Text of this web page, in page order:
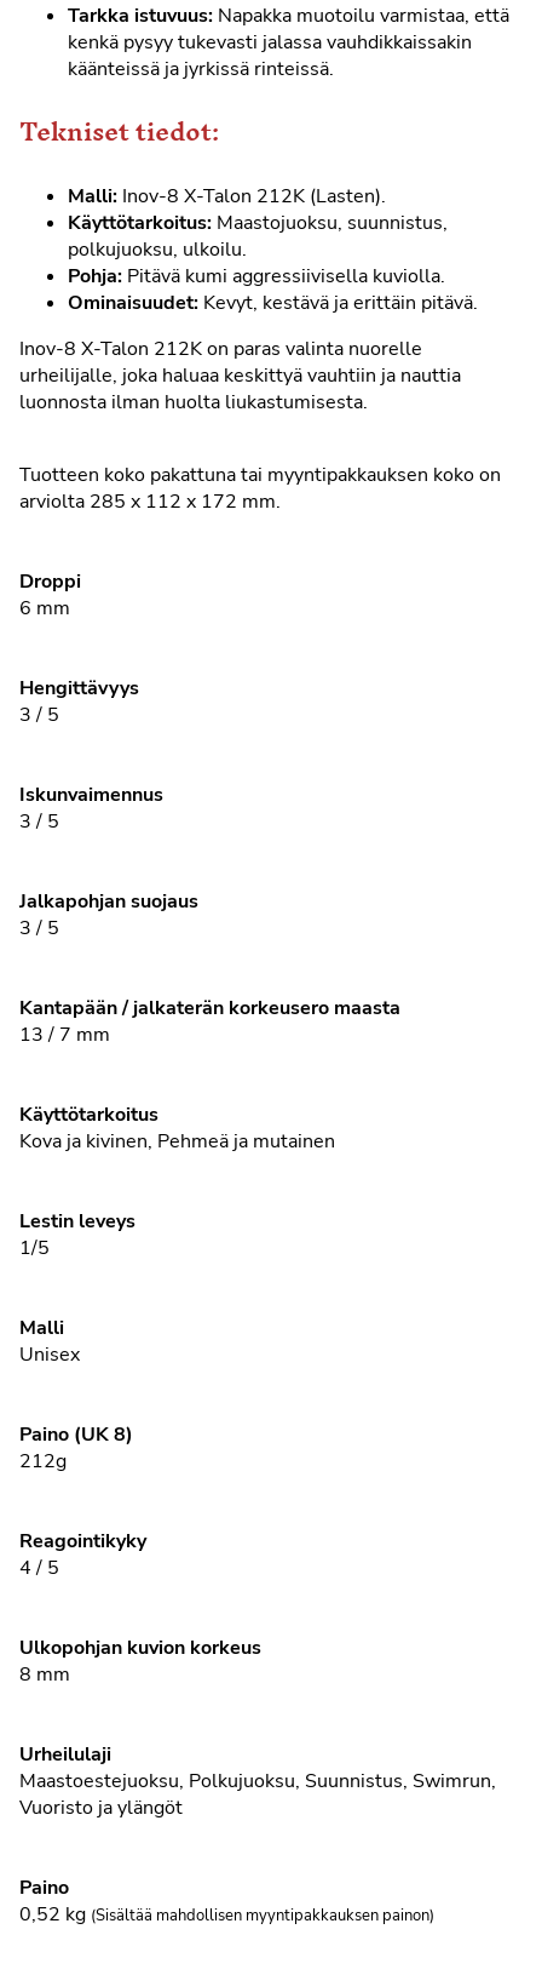
Tarkka istuvuus: Napakka muotoilu varmistaa, että
kenkä pysyy tukevasti jalassa vauhdikkaissakin
käänteissä ja jyrkissä rinteissä.
Tekniset tiedot:
Malli: Inov-8 X-Talon 212K (Lasten).
Käyttötarkoitus: Maastojuoksu, suunnistus,
polkujuoksu, ulkoilu.
Pohja: Pitävä kumi aggressiivisella kuviolla.
Ominaisuudet: Kevyt, kestävä ja erittäin pitävä.
Inov-8 X-Talon 212K on paras valinta nuorelle
urheilijalle, joka haluaa keskittyä vauhtiin ja nauttia
luonnosta ilman huolta liukastumisesta.
Tuotteen koko pakattuna tai myyntipakkauksen koko on
arviolta 285 x 112 x 172 mm.
Droppi
6 mm
Hengittävyys
3 / 5
Iskunvaimennus
3 / 5
Jalkapohjan suojaus
3 / 5
Kantapään / jalkaterän korkeusero maasta
13 / 7 mm
Käyttötarkoitus
Kova ja kivinen, Pehmeä ja mutainen
Lestin leveys
1/5
Malli
Unisex
Paino (UK 8)
212g
Reagointikyky
4 / 5
Ulkopohjan kuvion korkeus
8 mm
Urheilulaji
Maastoestejuoksu, Polkujuoksu, Suunnistus, Swimrun,
Vuoristo ja ylängöt
Paino
0,52 kg (Sisältää mahdollisen myyntipakkauksen painon)